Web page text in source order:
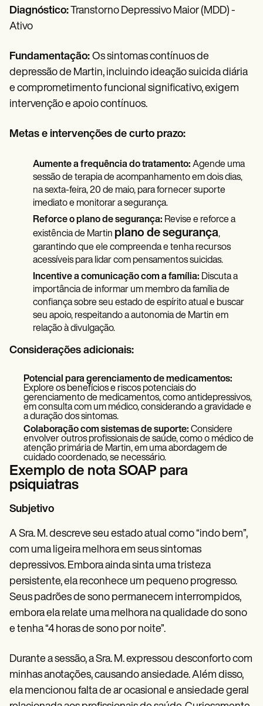
Diagnóstico:Transtorno Depressivo Maior (MDD) -
Ativo
Fundamentação: Os sintomas contínuos de
depressão de Martin, incluindo ideação suicida diária
e comprometimento funcional significativo, exigem
intervenção e apoio contínuos.
Metas e intervenções de curto prazo:
Aumente a frequência do tratamento: Agende uma
sessão de terapia de acompanhamento em dois dias,
na sexta-feira, 20 de maio, para fornecer suporte
imediato e monitorar a segurança.
Reforce o plano de segurança: Revise e reforce a
existência de Martin plano de segurança,
garantindo que ele compreenda e tenha recursos
acessíveis para lidar com pensamentos suicidas.
Incentive a comunicação com a família: Discuta a
importância de informar um membro da família de
confiança sobre seu estado de espírito atual e buscar
seu apoio, respeitando a autonomia de Martin em
relação à divulgação.
Considerações adicionais:
Potencial para gerenciamento de medicamentos:
Explore os benefícios e riscos potenciais do
gerenciamento de medicamentos, como antidepressivos,
em consulta com um médico, considerando a gravidade e
a duração dos sintomas.
Colaboração com sistemas de suporte: Considere
envolver outros profissionais de saúde, como o médico de
atenção primária de Martin, em uma abordagem de
cuidado coordenado, se necessário.
Exemplo de nota SOAP para
psiquiatras
Subjetivo
A Sra. M. descreve seu estado atual como “indo bem”,
com uma ligeira melhora em seus sintomas
depressivos. Embora ainda sinta uma tristeza
persistente, ela reconhece um pequeno progresso.
Seus padrões de sono permanecem interrompidos,
embora ela relate uma melhora na qualidade do sono
e tenha “4 horas de sono por noite”.
Durante a sessão, a Sra. M. expressou desconforto com
minhas anotações, causando ansiedade. Além disso,
ela mencionou falta de ar ocasional e ansiedade geral